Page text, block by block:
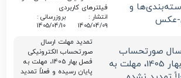
فیلترهای کاربردی
انتشار :
1405/04/09
بروزرسانی :
1405/04/10
تمدید مهلت ارسال
صورتحساب الکترونیکی
فصل بهار 1405، مهلت به
پایان رسیده و فعلاً تمدید